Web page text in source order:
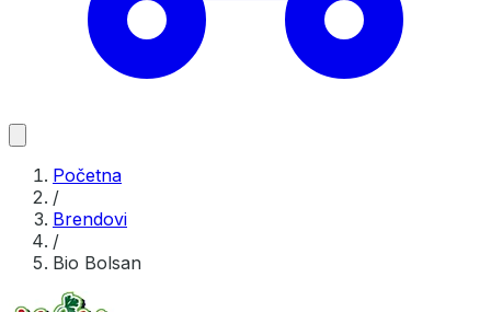
Početna
/
Brendovi
/
Bio Bolsan